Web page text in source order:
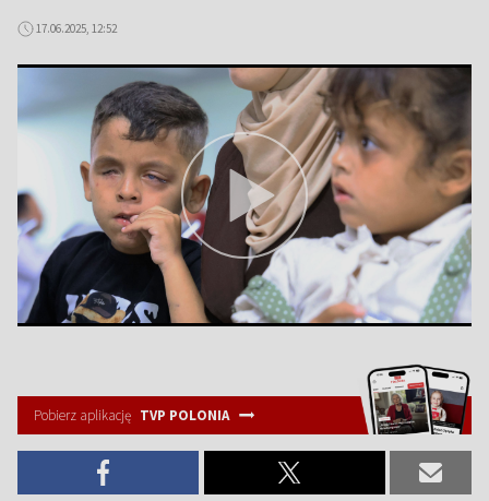
17.06.2025, 12:52
Pobierz aplikację TVP POLONIA